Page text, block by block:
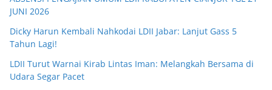
JUNI 2026
Dicky Harun Kembali Nahkodai LDII Jabar: Lanjut Gass 5
Tahun Lagi!
LDII Turut Warnai Kirab Lintas Iman: Melangkah Bersama di
Udara Segar Pacet